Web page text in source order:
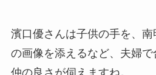
濱口優さんは子供の手を、
の画像を添えるなど、夫婦